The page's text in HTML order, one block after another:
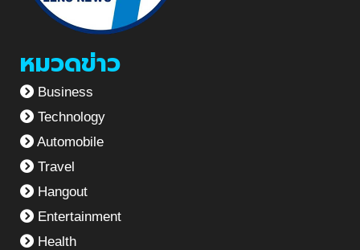
หมวดข่าว
Business
Technology
Automobile
Travel
Hangout
Entertainment
Health